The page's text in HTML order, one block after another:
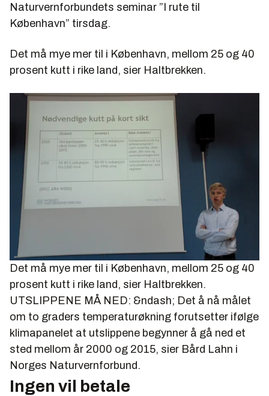
Naturvernforbundets seminar ”I rute til
København” tirsdag.
Det må mye mer til i København, mellom 25 og 40
prosent kutt i rike land, sier Haltbrekken.
Det må mye mer til i København, mellom 25 og 40
prosent kutt i rike land, sier Haltbrekken.
UTSLIPPENE MÅ NED: &ndash; Det å nå målet
om to graders temperaturøkning forutsetter ifølge
klimapanelet at utslippene begynner å gå ned et
sted mellom år 2000 og 2015, sier Bård Lahn i
Norges Naturvernforbund.
Ingen vil betale